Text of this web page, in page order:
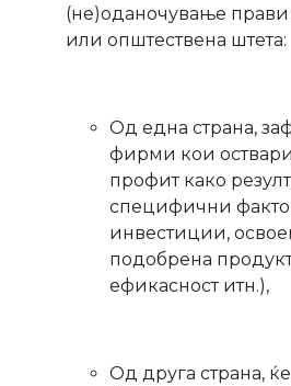
(не)оданочување
или општествена штета:
Од една страна,
фирми кои
профит како
специфични
инвестиции,
подобрена
ефикасност итн.),
Од друга страна,